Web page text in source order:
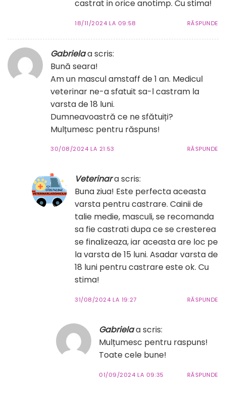
castrat in orice anotimp. Cu stima!
18/11/2024 LA 09:58 RĂSPUNDE
Gabrielaa scris:
Bună seara!
Am un mascul amstaff de 1 an. Medicul
veterinar ne-a sfatuit sa-l castram la
varsta de 18 luni.
Dumneavoastră ce ne sfătuiți?
Mulțumesc pentru răspuns!
30/08/2024 LA 21:53 RĂSPUNDE
Veterinara scris:
Buna ziua! Este perfecta aceasta
varsta pentru castrare. Cainii de
talie medie, masculi, se recomanda
sa fie castrati dupa ce se cresterea
se finalizeaza, iar aceasta are loc pe
la varsta de 15 luni. Asadar varsta de
18 luni pentru castrare este ok. Cu
stima!
31/08/2024 LA 19:27 RĂSPUNDE
Gabrielaa scris:
Mulțumesc pentru raspuns!
Toate cele bune!
01/09/2024 LA 09:35 RĂSPUNDE